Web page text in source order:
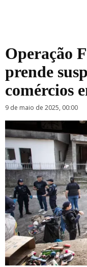
Operação
prende
comércios
9 de maio de 2025, 00:00